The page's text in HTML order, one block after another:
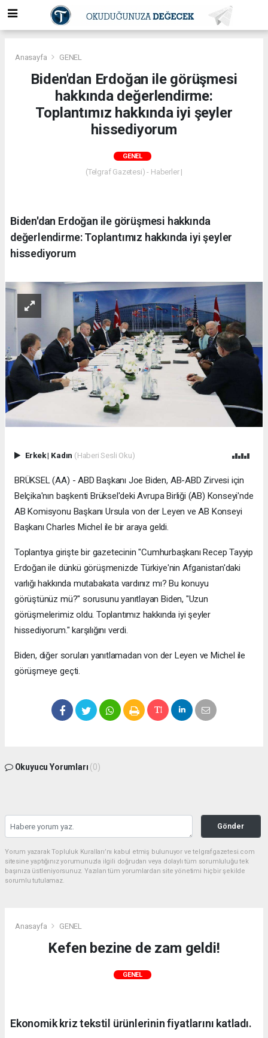
Anasayfa GENEL
Biden'dan Erdoğan ile görüşmesi
hakkında değerlendirme:
Toplantımız hakkında iyi şeyler
hissediyorum
GENEL
(Telgraf Gazetesi) - Haberler |
Biden'dan Erdoğan ile görüşmesi hakkında
değerlendirme: Toplantımız hakkında iyi şeyler
hissediyorum
Erkek| Kadın (Haberi Sesli Oku)
BRÜKSEL (AA) - ABD Başkanı Joe Biden, AB-ABD Zirvesi için
Belçika'nın başkenti Brüksel'deki Avrupa Birliği (AB) Konseyi'nde
AB Komisyonu Başkanı Ursula von der Leyen ve AB Konseyi
Başkanı Charles Michel ile bir araya geldi.
Toplantıya girişte bir gazetecinin "Cumhurbaşkanı Recep Tayyip
Erdoğan ile dünkü görüşmenizde Türkiye'nin Afganistan'daki
varlığı hakkında mutabakata vardınız mı? Bu konuyu
görüştünüz mü?" sorusunu yanıtlayan Biden, "Uzun
görüşmelerimiz oldu. Toplantımız hakkında iyi şeyler
hissediyorum." karşılığını verdi.
Biden, diğer soruları yanıtlamadan von der Leyen ve Michel ile
görüşmeye geçti.
Okuyucu Yorumları (0)
Gönder
Yorum yazarak Topluluk Kuralları’nı kabul etmiş bulunuyor ve telgrafgazetesi.com
sitesine yaptığınız yorumunuzla ilgili doğrudan veya dolaylı tüm sorumluluğu tek
başınıza üstleniyorsunuz. Yazılan tüm yorumlardan site yönetimi hiçbir şekilde
sorumlu tutulamaz.
Anasayfa GENEL
Kefen bezine de zam geldi!
GENEL
Ekonomik kriz tekstil ürünlerinin fiyatlarını katladı.